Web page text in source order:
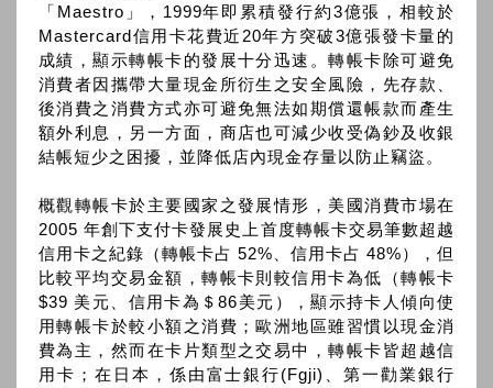
「Maestro」，1999年即累積發行約3億張，相較於
Mastercard信用卡花費近20年方突破3億張發卡量的
成績，顯示轉帳卡的發展十分迅速。轉帳卡除可避免
消費者因攜帶大量現金所衍生之安全風險，先存款、
後消費之消費方式亦可避免無法如期償還帳款而產生
額外利息，另一方面，商店也可減少收受偽鈔及收銀
結帳短少之困擾，並降低店內現金存量以防止竊盜。
概觀轉帳卡於主要國家之發展情形，美國消費市場在
2005 年創下支付卡發展史上首度轉帳卡交易筆數超越
信用卡之紀錄（轉帳卡占 52%、信用卡占 48%），但
比較平均交易金額，轉帳卡則較信用卡為低（轉帳卡
$39 美元、信用卡為＄86美元），顯示持卡人傾向使
用轉帳卡於較小額之消費；歐洲地區雖習慣以現金消
費為主，然而在卡片類型之交易中，轉帳卡皆超越信
用卡；在日本，係由富士銀行(Fgji)、第一勸業銀行